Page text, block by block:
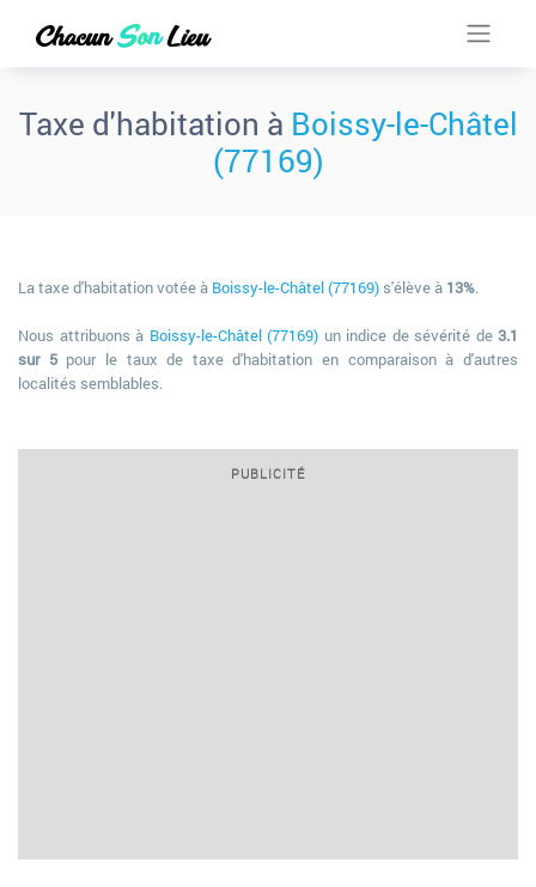
Taxe d'habitation à Boissy-le-Châtel
(77169)
La taxe d'habitation votée à Boissy-le-Châtel (77169) s'élève à 13%.
Nous attribuons à Boissy-le-Châtel (77169) un indice de sévérité de 3.1
sur 5pour le taux de taxe d'habitation en comparaison à d'autres
localités semblables.
PUBLICITÉ